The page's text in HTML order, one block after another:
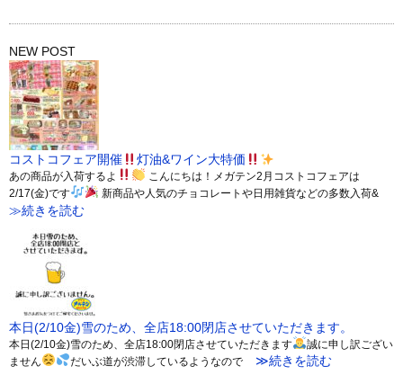
NEW POST
コストコフェア開催 灯油&ワイン大特価
あの商品が入荷するよ
こんにちは！メガテン2月コストコフェアは
2/17(金)です
新商品や人気のチョコレートや日用雑貨などの多数入荷&
≫続きを読む
本日(2/10金)雪のため、全店18:00閉店させていただきます。
本日(2/10金)雪のため、全店18:00閉店させていただきます
誠に申し訳ござい
ません
だいぶ道が渋滞しているようなので≫続きを読む